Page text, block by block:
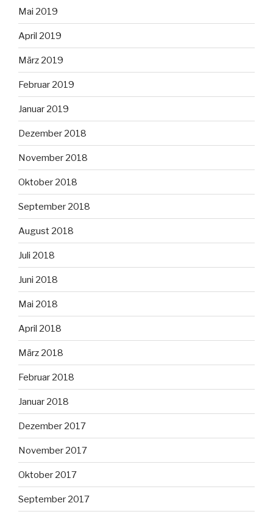
Mai 2019
April 2019
März 2019
Februar 2019
Januar 2019
Dezember 2018
November 2018
Oktober 2018
September 2018
August 2018
Juli 2018
Juni 2018
Mai 2018
April 2018
März 2018
Februar 2018
Januar 2018
Dezember 2017
November 2017
Oktober 2017
September 2017